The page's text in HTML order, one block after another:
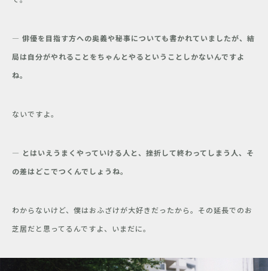
― 俳優を目指す方への奥義や秘事についても書かれていましたが、結
局は自分がやれることをちゃんとやるということしかないんですよ
ね。
ないですよ。
― とはいえうまくやっていける人と、挫折して終わってしまう人、そ
の差はどこでつくんでしょうね。
わからないけど、僕はおふざけが大好きだったから。その延長でのお
芝居だと思ってるんですよ、いまだに。